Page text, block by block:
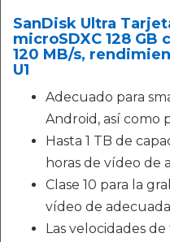
SanDisk Ultra
microSDXC 128 GB
120 MB/s,
U1
Adecuado para
Android, así como
Hasta 1 TB de
horas de vídeo de
Clase 10 para la
vídeo de
Las velocidades